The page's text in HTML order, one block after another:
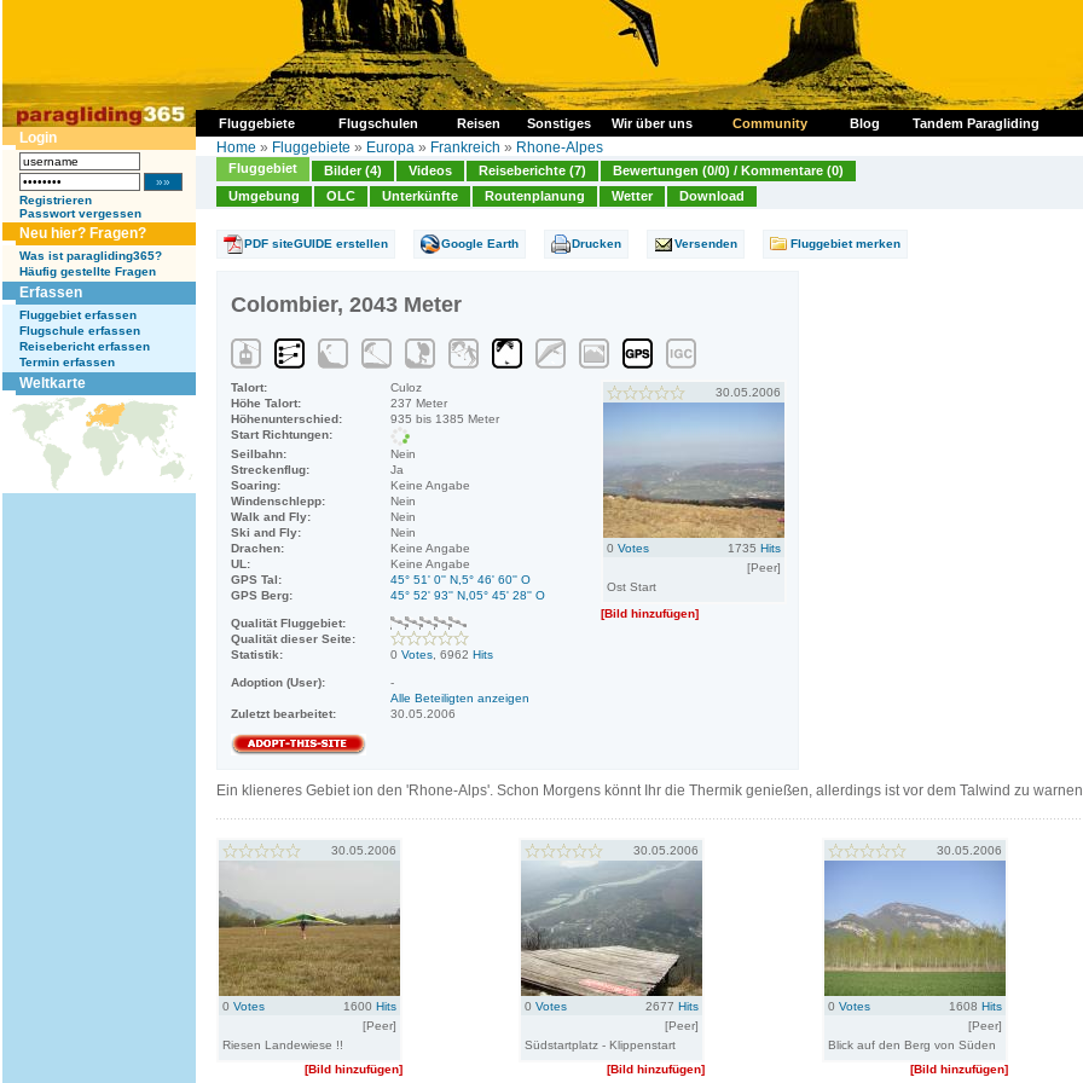
Fluggebiete Flugschulen Reisen Sonstiges Wir über uns Community Blog Tandem Paragliding
Login
Registrieren
Passwort vergessen
Neu hier? Fragen?
Was ist paragliding365?
Häufig gestellte Fragen
Erfassen
Fluggebiet erfassen
Flugschule erfassen
Reisebericht erfassen
Termin erfassen
Weltkarte
Home » Fluggebiete » Europa » Frankreich » Rhone-Alpes
Fluggebiet Bilder (4) Videos Reiseberichte (7)
Bewertungen (0/0) / Kommentare (0)
Umgebung
OLC Unterkünfte Routenplanung Wetter Download
PDF siteGUIDE erstellen Google Earth Drucken Versenden Fluggebiet merken
Colombier, 2043 Meter
Talort:
Culoz
Höhe Talort:
237 Meter
Höhenunterschied:
935 bis 1385 Meter
Start Richtungen:
Seilbahn:
Nein
Streckenflug:
Ja
Soaring:
Keine Angabe
Windenschlepp:
Nein
Walk and Fly:
Nein
Ski and Fly:
Nein
Drachen:
Keine Angabe
UL:
Keine Angabe
GPS Tal:
45° 51' 0'' N,5° 46' 60'' O
GPS Berg:
45° 52' 93'' N,05° 45' 28'' O
Qualität Fluggebiet:
Qualität dieser Seite:
Statistik:
0 Votes , 6962 Hits
Adoption (User):
-
Alle Beteiligten anzeigen
Zuletzt bearbeitet:
30.05.2006
30.05.2006
0 Votes 1735 Hits
[Peer]
Ost Start
[Bild hinzufügen]
Ein klieneres Gebiet ion den 'Rhone-Alps'. Schon Morgens könnt Ihr die Thermik genießen, allerdings ist vor dem Talwind zu
30.05.2006
0 Votes 1600 Hits
[Peer]
Riesen Landewiese !!
[Bild hinzufügen]
30.05.2006
0 Votes 2677 Hits
[Peer]
Südstartplatz - Klippenstart
[Bild hinzufügen]
30.05.2006
0 Votes 1608 Hits
[Peer]
Blick auf den Berg von Süden
[Bild hinzufügen]